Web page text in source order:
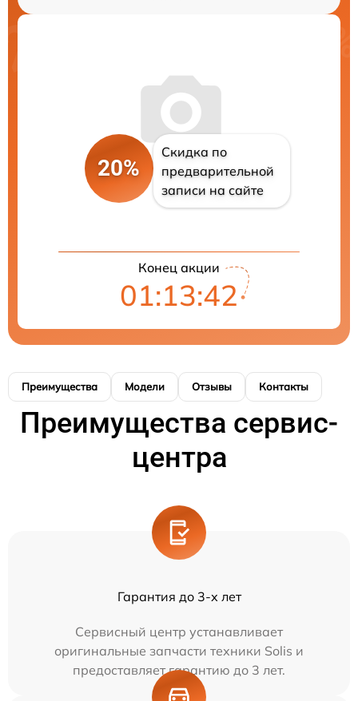
20%
Скидка по
предварительной
записи на сайте
Конец акции
01:13:42
Преимущества Модели Отзывы Контакты
Преимущества сервис-
центра
Гарантия до 3-х лет
Сервисный центр устанавливает
оригинальные запчасти техники Solis и
предоставляет гарантию до 3 лет.